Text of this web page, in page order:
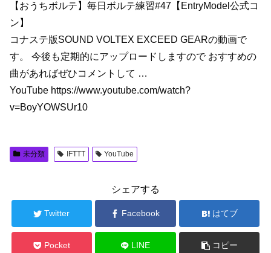
【おうちボルテ】毎日ボルテ練習#47【EntryModel公式コ
ン】
コナステ版SOUND VOLTEX EXCEED GEARの動画で
す。 今後も定期的にアップロードしますので おすすめの
曲があればぜひコメントして …
YouTube https://www.youtube.com/watch?
v=BoyYOWSUr10
未分類 IFTTT YouTube
シェアする
Twitter Facebook はてブ
Pocket LINE コピー